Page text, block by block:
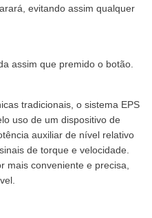
evitando assim qualquer
assim que premido o botão.
tradicionais, o sistema EPS
uso de um dispositivo de
auxiliar de nível relativo
de torque e velocidade.
mais conveniente e precisa,